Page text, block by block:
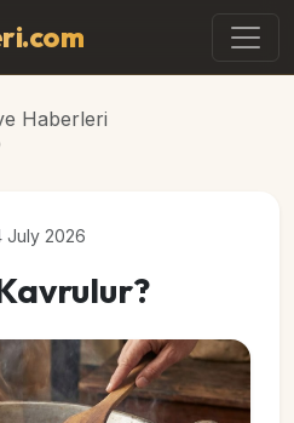
.com
Haberleri
July 2026